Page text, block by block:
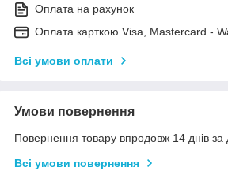
Оплата на рахунок
Оплата карткою Visa, Mastercard -
Всі умови оплати
Умови повернення
Повернення товару впродовж 14 днів за
Всі умови повернення